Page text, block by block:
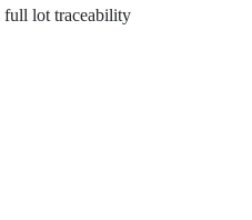
full lot traceability